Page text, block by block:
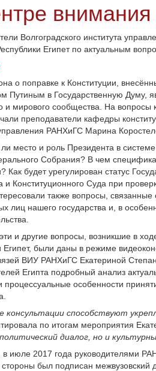
Волгоградского института
Египет по актуальным
о поправке к Конституции,
Путиным в Государственную Думу,
и мирового сообщества. На вопросы
преподаватели кафедры
РАНХиГС Марина
место и роль Президента в
Собрания? В чем
Как будет урегулирован статус
и Конституционного Суда при
также вопросы,
лиц нашего государства и, в
и другие вопросы, возникшие в
Египет, были даны в режиме
ВИУ РАНХиГС Екатериной
Египта подробный анализ
процессуальные особенности
консультации способствуют
по итогам мероприятия
диалог, но и
июле 2017 года руководителями
стороны был подписан межвузовский